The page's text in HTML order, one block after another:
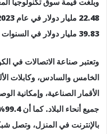
39.83 مليار دولار في السنوات الخمس المقبلة.
وتعتبر صناعة الاتصالات في
الخامس والسادس، وكابلات
الأقمار الصناعية، وإمكانية
بالإنترنت في المنزل، وتصل